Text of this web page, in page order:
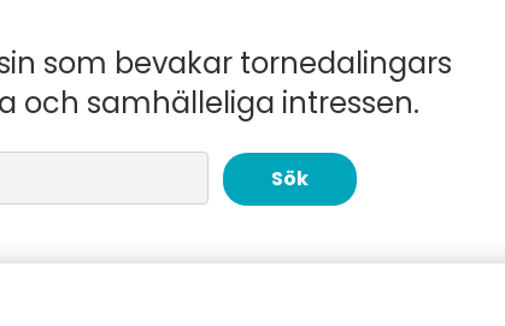
som bevakar tornedalingars
och samhälleliga intressen.